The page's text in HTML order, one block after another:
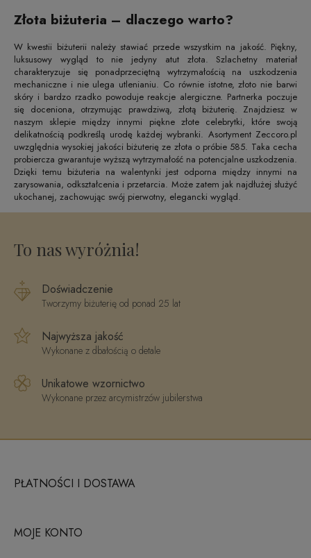
Złota biżuteria – dlaczego warto?
W kwestii biżuterii należy stawiać przede wszystkim na jakość. Piękny,
luksusowy wygląd to nie jedyny atut złota. Szlachetny materiał
charakteryzuje się ponadprzeciętną wytrzymałością na uszkodzenia
mechaniczne i nie ulega utlenianiu. Co równie istotne, złoto nie barwi
skóry i bardzo rzadko powoduje reakcje alergiczne. Partnerka poczuje
się doceniona, otrzymując prawdziwą, złotą biżuterię. Znajdziesz w
naszym sklepie między innymi piękne złote celebrytki, które swoją
delikatnością podkreślą urodę każdej wybranki. Asortyment Zeccoro.pl
uwzględnia wysokiej jakości biżuterię ze złota o próbie 585. Taka cecha
probiercza gwarantuje wyższą wytrzymałość na potencjalne uszkodzenia.
Dzięki temu biżuteria na walentynki jest odporna między innymi na
zarysowania, odkształcenia i przetarcia. Może zatem jak najdłużej służyć
ukochanej, zachowując swój pierwotny, elegancki wygląd.
To nas wyróżnia!
Doświadczenie
Tworzymy biżuterię od ponad 25 lat
Najwyższa jakość
Wykonane z dbałością o detale
Unikatowe wzornictwo
Wykonane przez arcymistrzów jubilerstwa
PŁATNOŚCI I DOSTAWA
MOJE KONTO